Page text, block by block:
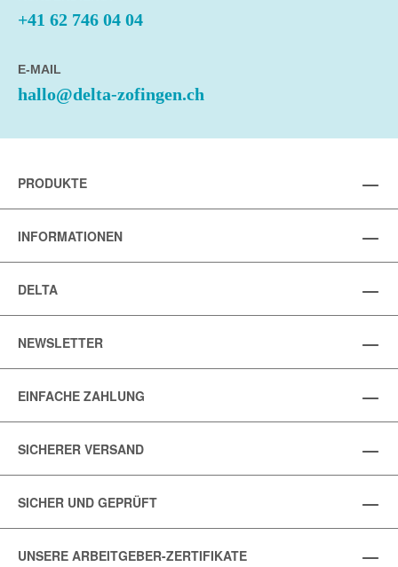
+41 62 746 04 04
E-MAIL
hallo@delta-zofingen.ch
PRODUKTE
INFORMATIONEN
DELTA
NEWSLETTER
EINFACHE ZAHLUNG
SICHERER VERSAND
SICHER UND GEPRÜFT
UNSERE ARBEITGEBER-ZERTIFIKATE